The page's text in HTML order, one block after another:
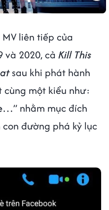
liên tiếp của
và 2020, cả Kill This
sau khi phát hành
một kiểu như:
” nhằm mục đích
đường phá kỷ lục